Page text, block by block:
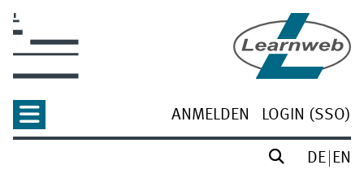
ANMELDEN LOGIN (SSO)
DE EN